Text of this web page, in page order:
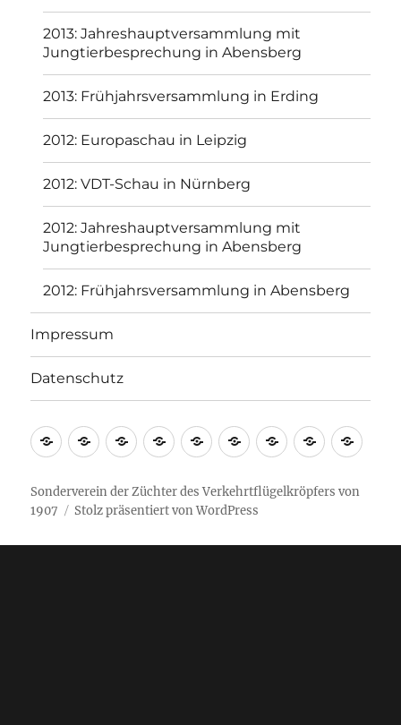
2013: Jahreshauptversammlung mit
Jungtierbesprechung in Abensberg
2013: Frühjahrsversammlung in Erding
2012: Europaschau in Leipzig
2012: VDT-Schau in Nürnberg
2012: Jahreshauptversammlung mit
Jungtierbesprechung in Abensberg
2012: Frühjahrsversammlung in Abensberg
Impressum
Datenschutz
Sonderverein der Züchter des Verkehrtflügelkröpfers von
1907
Stolz präsentiert von WordPress